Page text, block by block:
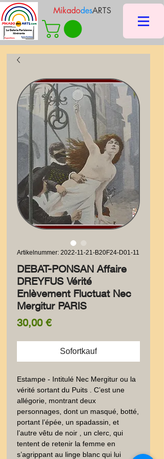
MikadodesARTS
Artikelnummer: 2022-11-21-B20F24-D01-11
DEBAT-PONSAN Affaire
DREYFUS Vérité
Enlèvement Fluctuat Nec
Mergitur PARIS
30,00 €Preis
Sofortkauf
Estampe - Intitulé Nec Mergitur ou la
vérité sortant du Puits . C’est une
allégorie, montrant deux
personnages, dont un masqué, botté,
portant l’épée, un spadassin, et
l’autre vêtu de noir , un clerc, qui
tentent de retenir la femme en
s’agrippant au linge blanc qui lui